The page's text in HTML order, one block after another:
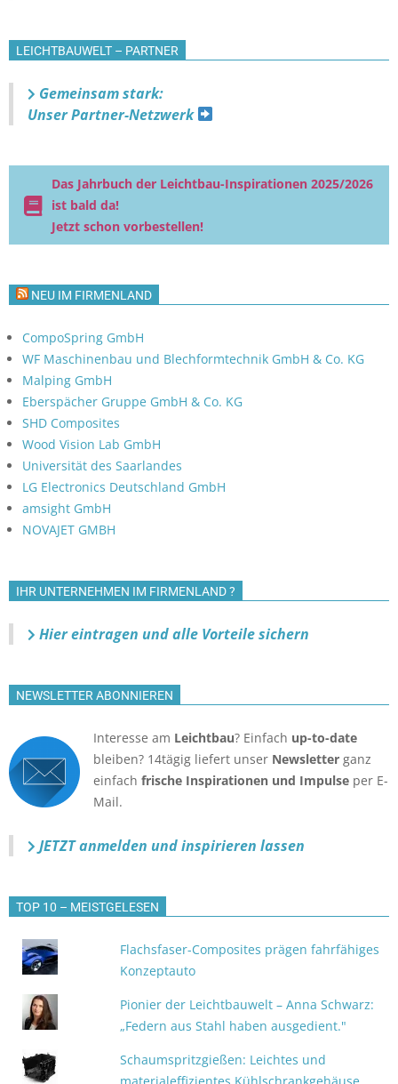
LEICHTBAUWELT – PARTNER
Gemeinsam stark:
Unser Partner-Netzwerk
Das Jahrbuch der Leichtbau-Inspirationen 2025/2026
ist bald da!
Jetzt schon vorbestellen!
NEU IM FIRMENLAND
CompoSpring GmbH
WF Maschinenbau und Blechformtechnik GmbH & Co. KG
Malping GmbH
Eberspächer Gruppe GmbH & Co. KG
SHD Composites
Wood Vision Lab GmbH
Universität des Saarlandes
LG Electronics Deutschland GmbH
amsight GmbH
NOVAJET GMBH
IHR UNTERNEHMEN IM FIRMENLAND ?
Hier eintragen und alle Vorteile sichern
NEWSLETTER ABONNIEREN
Interesse am Leichtbau? Einfach up-to-date
bleiben? 14tägig liefert unser Newsletter ganz
einfach frische Inspirationen und Impulse per E-
Mail.
JETZT anmelden und inspirieren lassen
TOP 10 – MEISTGELESEN
Flachsfaser-Composites prägen fahrfähiges
Konzeptauto
Pionier der Leichtbauwelt – Anna Schwarz:
„Federn aus Stahl haben ausgedient."
Schaumspritzgießen: Leichtes und